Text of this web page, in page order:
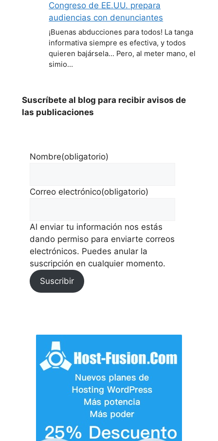
Congreso de EE.UU. prepara
audiencias con denunciantes
¡Buenas abducciones para todos! La tanga
informativa siempre es efectiva, y todos
quieren bajársela... Pero, al meter mano, el
simio…
Suscríbete al blog para recibir avisos de
las publicaciones
Nombre(obligatorio)
Correo electrónico(obligatorio)
Al enviar tu información nos estás
dando permiso para enviarte correos
electrónicos. Puedes anular la
suscripción en cualquier momento.
Suscribir